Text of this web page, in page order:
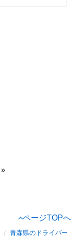
ページTOPへ
青森県のドライバー